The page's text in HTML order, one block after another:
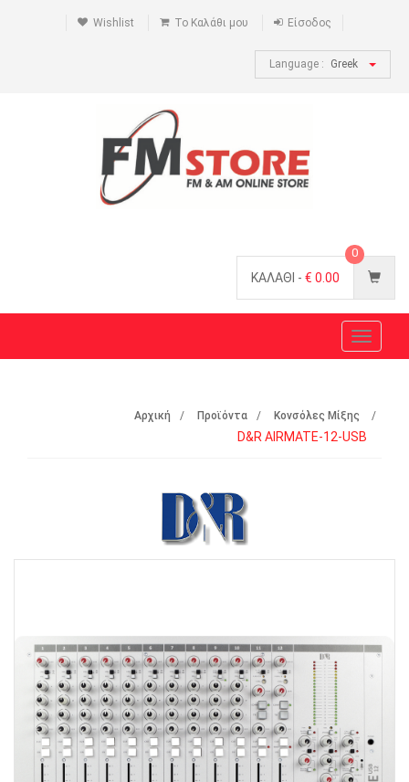
Wishlist Το Καλάθι μου Είσοδος
Language : Greek
ΚΑΛΑΘΙ - € 0.00
0
Toggle
Αρχική Προϊόντα Κονσόλες Μίξης
D&R AIRMATE-12-USB